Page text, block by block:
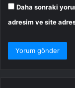
Daha sonraki
adresim ve site